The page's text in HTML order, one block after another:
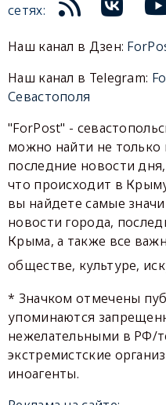
сетях:
Наш канал в Дзен:
Наш канал в Telegram:
Севастополя
"ForPost" -
можно найти не только
последние новости
что происходит в
вы найдете самые
новости города,
Крыма, а также все
обществе, культуре,
* Значком отмечены
упоминаются
нежелательными в РФ/
экстремистские
иноагенты.